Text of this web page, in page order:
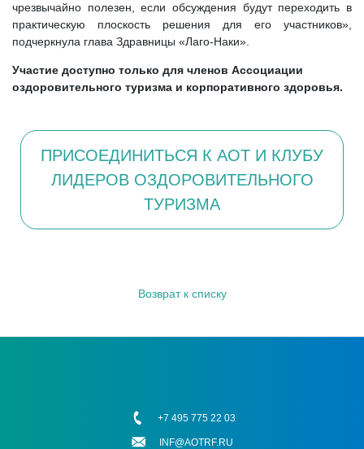
чрезвычайно полезен, если обсуждения будут переходить в
практическую плоскость решения для его участников»,
подчеркнула глава Здравницы «Лаго-Наки».
Участие доступно только для членов Ассоциации
оздоровительного туризма и корпоративного здоровья.
ПРИСОЕДИНИТЬСЯ К АОТ И КЛУБУ
ЛИДЕРОВ ОЗДОРОВИТЕЛЬНОГО
ТУРИЗМА
Возврат к списку
+7 495 775 22 03
INF@AOTRF.RU